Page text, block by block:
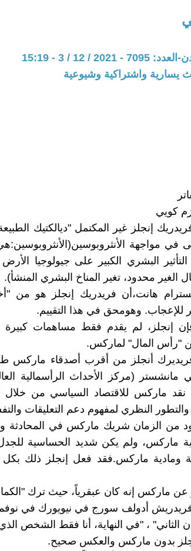
2021 / 12 / 3 - 15:19
يسارية واشتراكية وشيوعية
كويي
إنجلز غير المكتمل "ديالكتيك
مواجهة
التأثير البشري الكبير على جيولوجيا
الغير محدود، تغير المناخ البشري المنشأ).
هانت،أن فريدريك إنجلز هو من
للإعجاب. وهومحق في هذا التقييم.
إنجلز، لم يقدم فقط مساهمات كبيرة
"رأس المال" لماركس.
أنجلز من أقرب أصدقاء ماركس
مانشستر (مركز الأحداث الرأسمالية
ماركس للاقتصاد السياسي من خلال
والتطور النظري لمفهوم دعم التعليقات
من الزمان شريك ماركس في المحادثة
ماركس، ولم يكن شديد الحساسية للجدل
ومادية ماركس.فقد فعل إنجلز ذلك
عن ماركس إنه كان عبقرياً، حيث ترك
الثاني" ، "في النهاية، أنا فقط الشخص
بدون ماركس والعكس صحيح.